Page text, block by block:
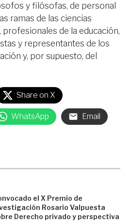
el X Premio de
Rosario Valpuesta
Derecho privado y perspectiva
y filósofas, de personal
ramas de las ciencias
profesionales de la educación,
y representantes de los
y, por supuesto, del
Share on X
WhatsApp Email